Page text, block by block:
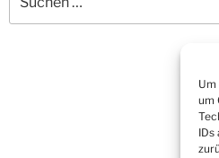
um
IDs
nach: